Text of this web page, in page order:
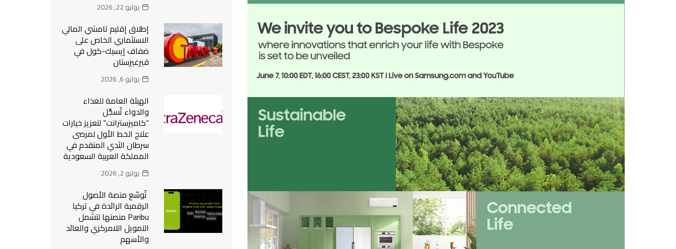
يوليو 22, 2026
إطلاق إقليم تامشي المالي
الاستثماري الخاص على
ضفاف إيسيك-كول في
قيرغيزستان
يوليو 6, 2026
الهيئة العامة للغذاء
والدواء تُسجِّل
“كاميزسترانت” لتعزيز خيارات
علاج الخط الأول لمرضى
سرطان الثدي المتقدم في
المملكة العربية السعودية
يوليو 2, 2026
تُوسّع منصة الأصول
الرقمية الرائدة في تركيا
Paribu منصتها لتشمل
التمويل اللامركزي والعائد
والأسهم